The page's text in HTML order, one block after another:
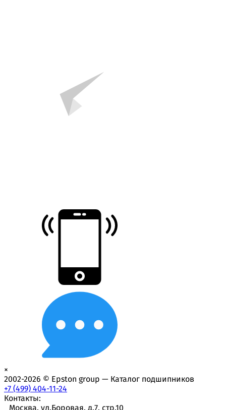
×
2002-2026 © Epston group — Каталог подшипников
+7 (499) 404-11-24
Контакты:
Москва, ул.Боровая, д.7, стр.10